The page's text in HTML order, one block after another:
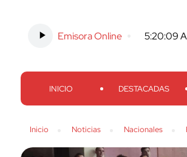
Emisora Online -5:20:10
INICIO DESTACADAS
Inicio Noticias Nacionales